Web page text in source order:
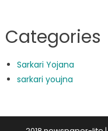
Categories
Sarkari Yojana
sarkari youjna